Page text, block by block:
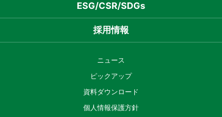
ESG/CSR/SDGs
採用情報
ニュース
ピックアップ
資料ダウンロード
個人情報保護方針